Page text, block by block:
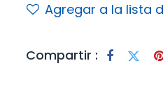
Agregar a la lista
Compartir :